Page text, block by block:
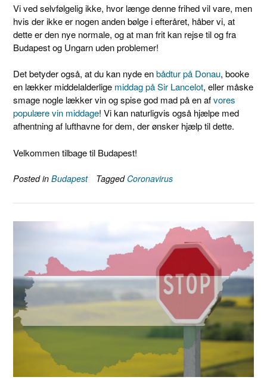
Vi ved selvfølgelig ikke, hvor længe denne frihed vil vare, men
hvis der ikke er nogen anden bølge i efteråret, håber vi, at
dette er den nye normale, og at man frit kan rejse til og fra
Budapest og Ungarn uden problemer!
Det betyder også, at du kan nyde enbådtur på Donau, booke
en lækker middelalderlige middag på Sir Lancelot, eller måske
smage nogle lækker vin og spise god mad på en af​​vores
populære vin middage! Vi kan naturligvis også hjælpe med
afhentning af lufthavne for dem, der ønsker hjælp til dette.
Velkommen tilbage til Budapest!
Posted in Budapest Tagged Coronavirus